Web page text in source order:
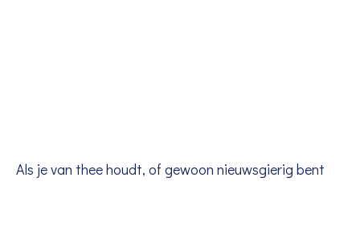
Als je van thee houdt, of gewoon nieuwsgierig bent